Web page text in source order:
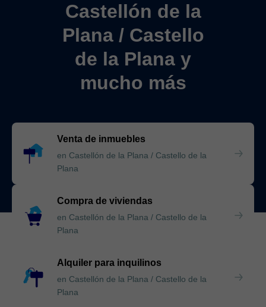
Castellón de la
Plana / Castello
de la Plana y
mucho más
Venta de inmuebles
en Castellón de la Plana / Castello de la
Plana
Compra de viviendas
en Castellón de la Plana / Castello de la
Plana
Alquiler para inquilinos
en Castellón de la Plana / Castello de la
Plana